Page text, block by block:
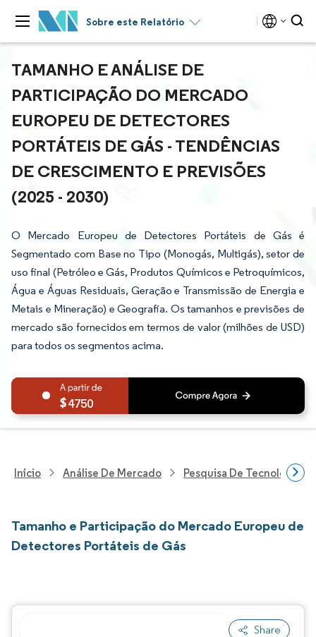
Sobre este Relatório
TAMANHO E ANÁLISE DE
PARTICIPAÇÃO DO MERCADO
EUROPEU DE DETECTORES
PORTÁTEIS DE GÁS - TENDÊNCIAS
DE CRESCIMENTO E PREVISÕES
(2025 - 2030)
O Mercado Europeu de Detectores Portáteis de Gás é
Segmentado com Base no Tipo (Monogás, Multigás), setor de
uso final (Petróleo e Gás, Produtos Químicos e Petroquímicos,
Água e Águas Residuais, Geração e Transmissão de Energia e
Metais e Mineração) e Geografia. Os tamanhos e previsões de
mercado são fornecidos em termos de valor (milhões de USD)
para todos os segmentos acima.
4750
Início Análise De Mercado Pesquisa De Tecnologia,
Tamanho e Participação do Mercado Europeu de
Detectores Portáteis de Gás
Share